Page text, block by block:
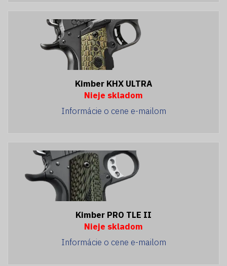
Kimber KHX ULTRA
Nieje skladom
Informácie o cene e-mailom
Kimber PRO TLE II
Nieje skladom
Informácie o cene e-mailom